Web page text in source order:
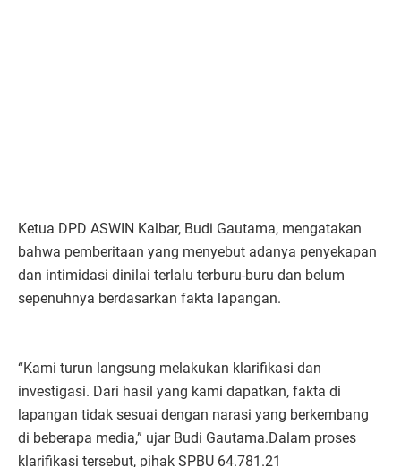
Ketua DPD ASWIN Kalbar, Budi Gautama, mengatakan
bahwa pemberitaan yang menyebut adanya penyekapan
dan intimidasi dinilai terlalu terburu-buru dan belum
sepenuhnya berdasarkan fakta lapangan.
“Kami turun langsung melakukan klarifikasi dan
investigasi. Dari hasil yang kami dapatkan, fakta di
lapangan tidak sesuai dengan narasi yang berkembang
di beberapa media,” ujar Budi Gautama.Dalam proses
klarifikasi tersebut, pihak SPBU 64.781.21